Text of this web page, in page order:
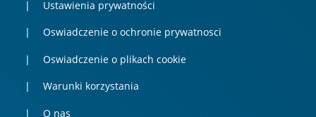
Ustawienia prywatności
Oswiadczenie o ochronie prywatnosci
Oswiadczenie o plikach cookie
Warunki korzystania
O nas